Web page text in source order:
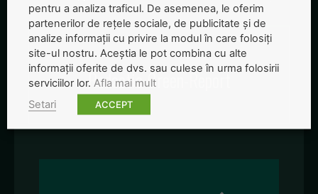
Redactia-Green-Report
pentru a analiza traficul. De asemenea, le oferim
partenerilor de rețele sociale, de publicitate și de
analize informații cu privire la modul în care folosiți
site-ul nostru. Aceștia le pot combina cu alte
informații oferite de dvs. sau culese în urma folosirii
serviciilor lor. Afla mai mult
Setari
ACCEPT